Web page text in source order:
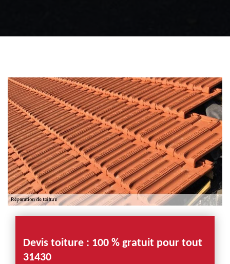
Devis toiture : 100 % gratuit pour tout
31430